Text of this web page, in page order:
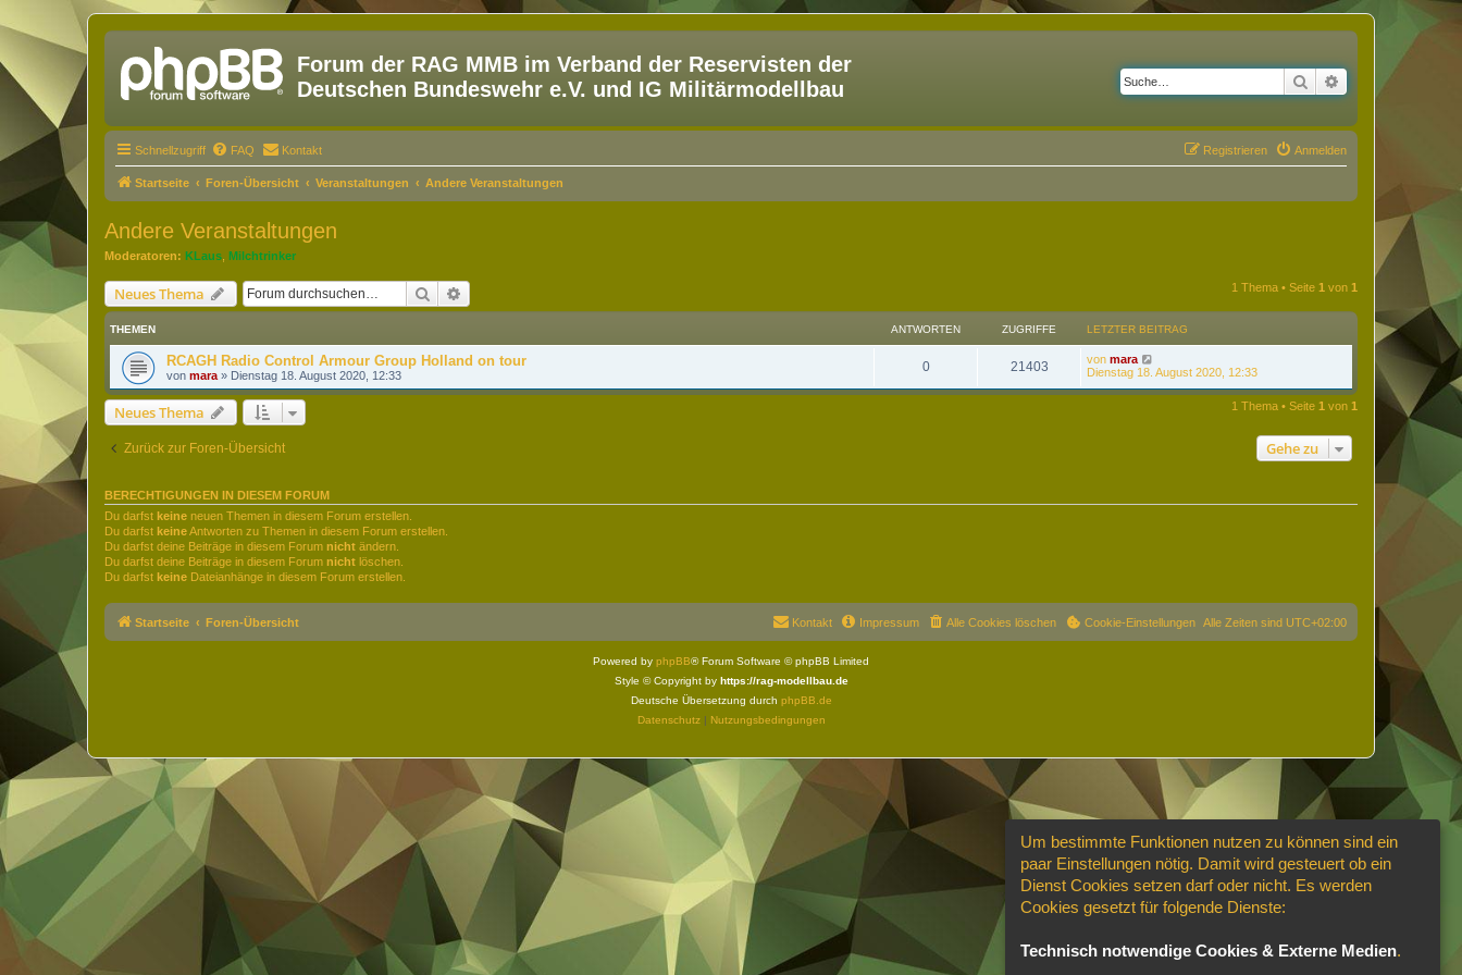
Forum der RAG MMB im Verband der Reservisten der
Deutschen Bundeswehr e.V. und IG Militärmodellbau
Suche Erweiterte Suche
Schnellzugriff FAQ Kontakt Anmelden
Registrieren
Startseite Foren-Übersicht Veranstaltungen Andere Veranstaltungen
Andere Veranstaltungen
Moderatoren: KLaus Milchtrinker
Neues Thema Suche 1 Thema • Seite 1 von 1
THEMEN ANTWORTEN ZUGRIFFE LETZTER BEITRAG
RCAGH Radio Control Armour Group Holland on tour
von mara » Dienstag 18. August 2020, 12:33
0 21403 von mara
Dienstag 18. August 2020, 12:33
Neues Thema 1 Thema • Seite 1 von 1
Zurück zur Foren-Übersicht Gehe zu
BERECHTIGUNGEN IN DIESEM FORUM
Du darfst keine neuen Themen in diesem Forum erstellen.
Du darfst keineAntworten zu Themen in diesem Forum erstellen.
Du darfst deine Beiträge in diesem Forum nicht ändern.
Du darfst deine Beiträge in diesem Forum nicht löschen.
Du darfst keine Dateianhänge in diesem Forum erstellen.
Startseite Foren-Übersicht Alle Zeiten sind UTC+02:00
Cookie-Einstellungen
Alle Cookies löschen
Impressum
Kontakt
Powered by phpBB® Forum Software © phpBB Limited
Style © Copyright by https://rag-modellbau.de
Deutsche Übersetzung durch phpBB.de
Datenschutz| Nutzungsbedingungen
Um bestimmte Funktionen nutzen zu können sind ein
paar Einstellungen nötig. Damit wird gesteuert ob ein
Dienst Cookies setzen darf oder nicht. Es werden
Cookies gesetzt für folgende Dienste:
Technisch notwendige Cookies & Externe Medien.